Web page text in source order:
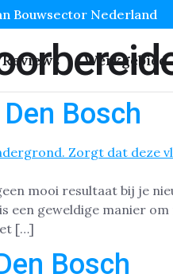
Bouwsector Nederland
Werkgebied
Bosch
mooi resultaat bij je
een geweldige manier
[…]
Bosch